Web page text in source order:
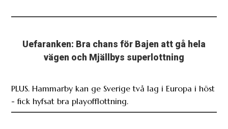
Uefaranken: Bra chans för Bajen att gå hela
vägen och Mjällbys superlottning
PLUS. Hammarby kan ge Sverige två lag i Europa i höst
- fick hyfsat bra playofflottning.